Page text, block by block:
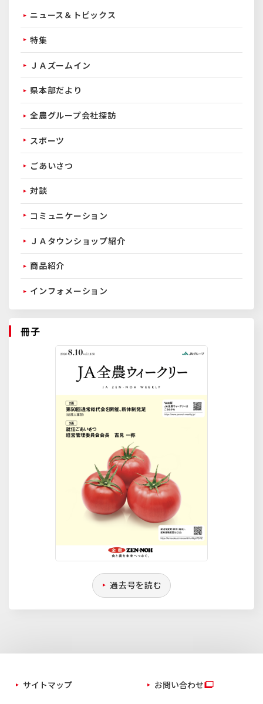
ニュース＆トピックス
特集
ＪＡズームイン
県本部だより
全農グループ会社探訪
スポーツ
ごあいさつ
対談
コミュニケーション
ＪＡタウンショップ紹介
商品紹介
インフォメーション
冊子
過去号を読む
サイトマップ お問い合わせ